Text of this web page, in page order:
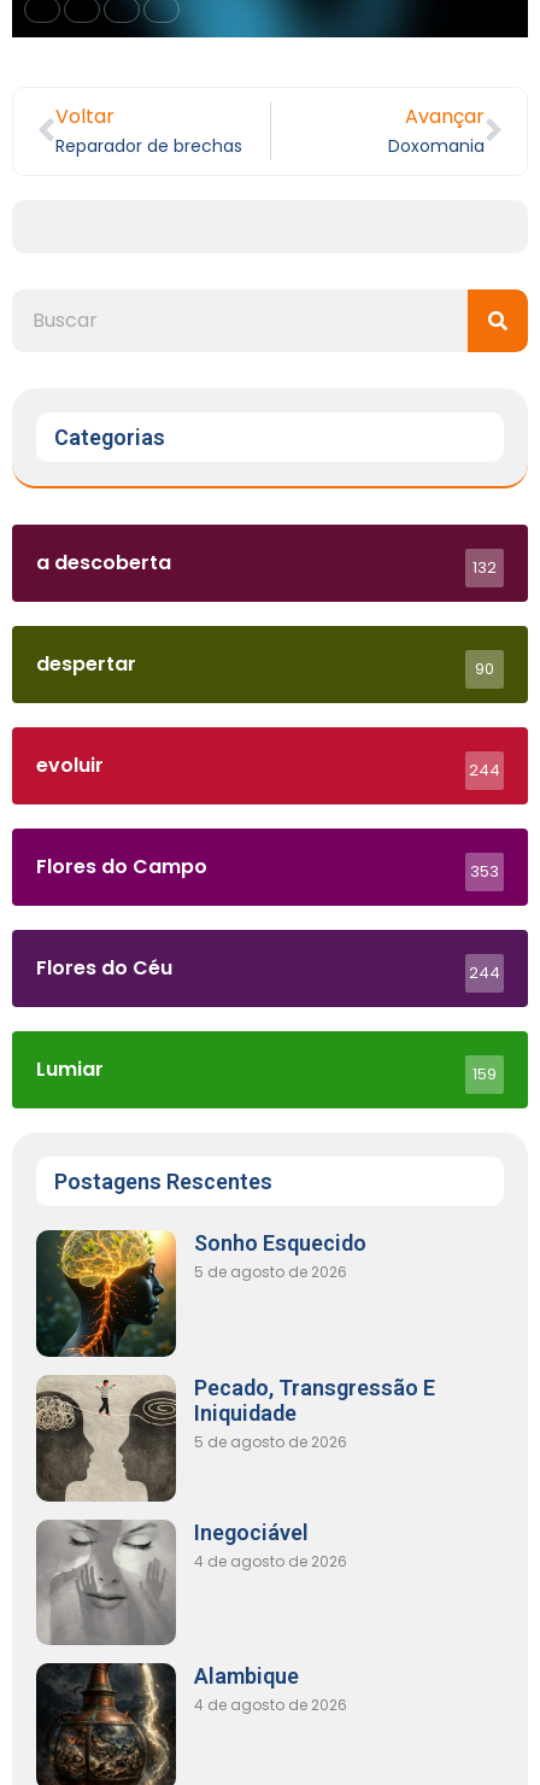
Voltar
Reparador de brechas
Avançar
Doxomania
Categorias
a descoberta 132
despertar 90
evoluir 244
Flores do Campo 353
Flores do Céu 244
Lumiar 159
Postagens Rescentes
Sonho Esquecido
5 de agosto de 2026
Pecado, Transgressão E
Iniquidade
5 de agosto de 2026
Inegociável
4 de agosto de 2026
Alambique
4 de agosto de 2026